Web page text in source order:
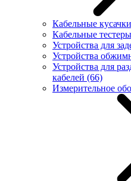
Кабельные кусачки
Кабельные тестеры
Устройства для
Устройства
Устройства для
кабелей (66)
Измерительное